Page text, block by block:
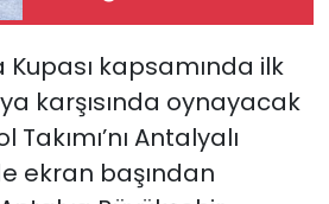
Kupası kapsamında ilk
karşısında oynayacak
Antalyalı
ekran başından